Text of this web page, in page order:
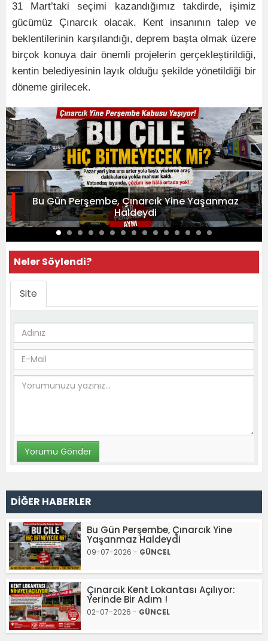
31 Mart’taki seçimi kazandığımız takdirde, işimiz
gücümüz Çınarcık olacak. Kent insanının talep ve
beklentilerinin karşılandığı, deprem başta olmak üzere
birçok konuya dair önemli projelerin gerçekleştirildiği,
kentin belediyesinin layık olduğu şekilde yönetildiği bir
döneme girilecek.
Bu Gün Perşembe, Çınarcık Yine Yaşanmaz
Haldeydi
Neler Söylendi?
Site
DİĞER HABERLER
Bu Gün Perşembe, Çınarcık Yine
Yaşanmaz Haldeydi
09-07-2026 - GÜNCEL
Çınarcık Kent Lokantası Açılıyor:
Yerinde Bir Adım !
02-07-2026 - GÜNCEL